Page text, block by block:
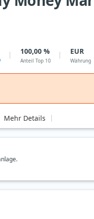
100,00 %
Anteil Top 10
EUR
Währung
Mehr Details